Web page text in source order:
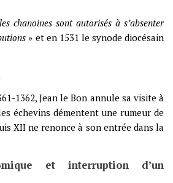
les chanoines sont autorisés à s’absenter
» et en 1531 le synode diocésain
1362, Jean le Bon annule sa visite à
échevins démentent une rumeur de
XII ne renonce à son entrée dans la
et interruption d’un